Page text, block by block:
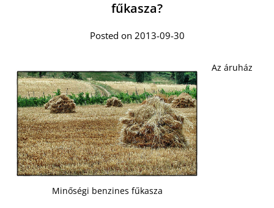
fűkasza?
Posted on 2013-09-30
Minőségi benzines fűkasza
Az áruház